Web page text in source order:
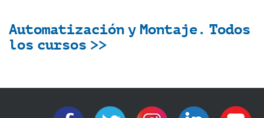
Automatización y Montaje. Todos
los cursos >>